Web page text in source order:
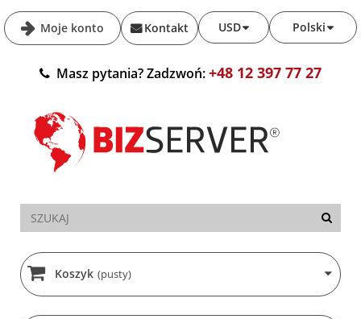
Moje konto Polski
USD
Kontakt
Masz pytania? Zadzwoń:+48 12 397 77 27
Koszyk (pusty)